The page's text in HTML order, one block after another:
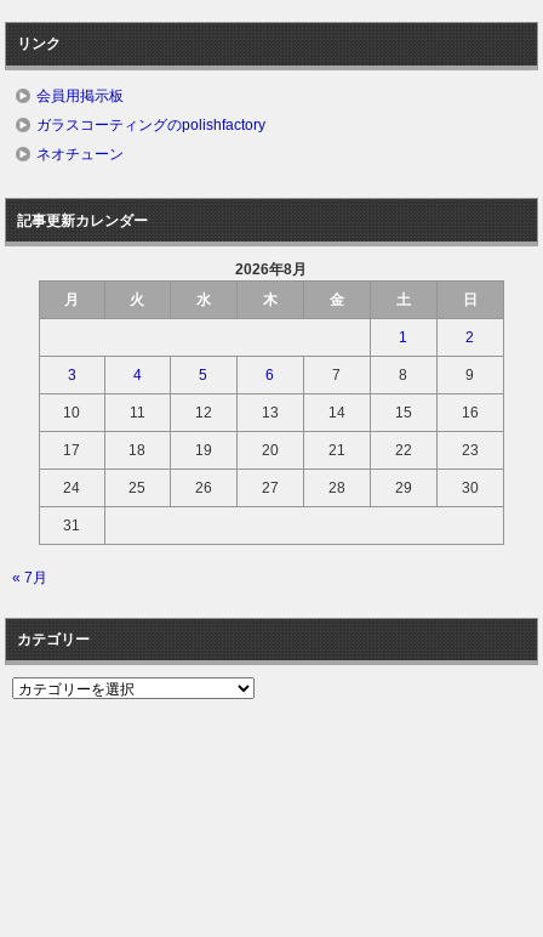
リンク
会員用掲示板
ガラスコーティングのpolishfactory
ネオチューン
記事更新カレンダー
2026年8月
月
火 水 木 金 土 日
1 2
3 4 5 6 7 8 9
10 11 12 13 14 15 16
17 18 19 20 21 22 23
24 25 26 27 28 29 30
31
« 7月
カテゴリー
カ